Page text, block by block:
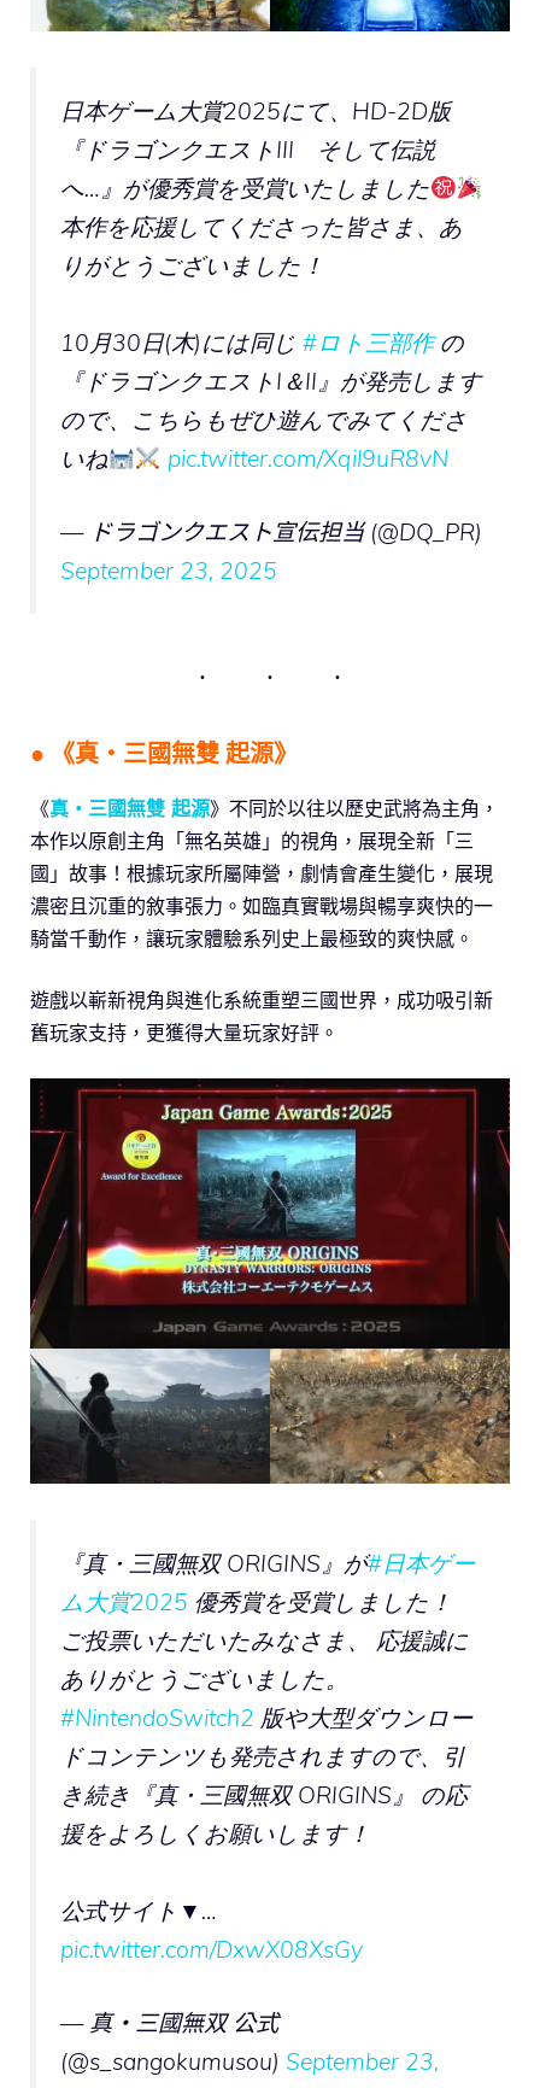
日本ゲーム大賞2025にて、HD-2D版
『ドラゴンクエストIII そして伝説
へ…』が優秀賞を受賞いたしました
本作を応援してくださった皆さま、あ
りがとうございました！
10月30日(木)には同じ #ロト三部作の
『ドラゴンクエストI＆II』が発売します
ので、こちらもぜひ遊んでみてくださ
いね
pic.twitter.com/Xqil9uR8vN
— ドラゴンクエスト宣伝担当 (@DQ_PR)
September 23, 2025
● 《真・三國無雙 起源》
《真・三國無雙 起源》不同於以往以歷史武將為主角，
本作以原創主角「無名英雄」的視角，展現全新「三
國」故事！根據玩家所屬陣營，劇情會產生變化，展現
濃密且沉重的敘事張力。如臨真實戰場與暢享爽快的一
騎當千動作，讓玩家體驗系列史上最極致的爽快感。
遊戲以嶄新視角與進化系統重塑三國世界，成功吸引新
舊玩家支持，更獲得大量玩家好評。
『真・三國無双 ORIGINS』が#日本ゲー
ム大賞2025 優秀賞を受賞しました！
ご投票いただいたみなさま、 応援誠に
ありがとうございました。
#NintendoSwitch2 版や大型ダウンロー
ドコンテンツも発売されますので、引
き続き『真・三國無双 ORIGINS』 の応
援をよろしくお願いします！
公式サイト▼…
pic.twitter.com/DxwX08XsGy
— 真・三國無双 公式
(@s_sangokumusou) September 23,